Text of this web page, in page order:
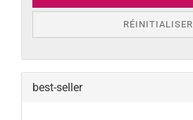
RÉINITIALISER
best-seller